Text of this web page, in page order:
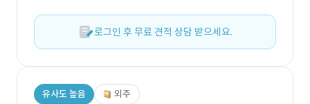
로그인 후 무료 견적 상담 받으세요.
유사도 높음 외주